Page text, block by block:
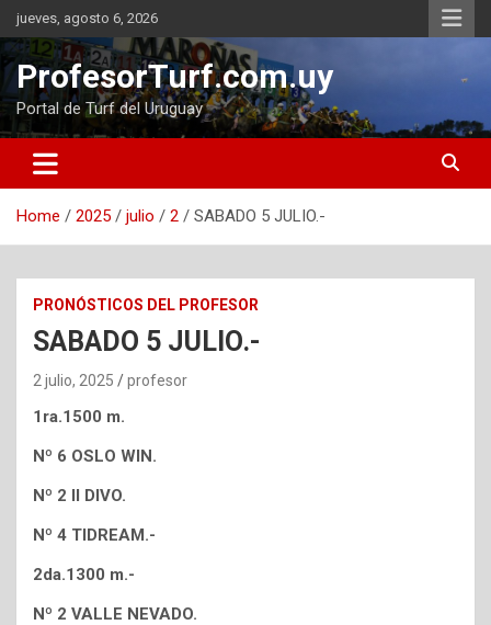
Skip
to
content
jueves, agosto 6, 2026
ProfesorTurf.com.uy
Portal de Turf del Uruguay
Home 2025 julio 2 SABADO 5 JULIO.-
PRONÓSTICOS DEL PROFESOR
SABADO 5 JULIO.-
2 julio, 2025 profesor
1ra.1500 m.
Nº 6 OSLO WIN.
Nº 2 ll DIVO.
Nº 4 TIDREAM.-
2da.1300 m.-
Nº 2 VALLE NEVADO.